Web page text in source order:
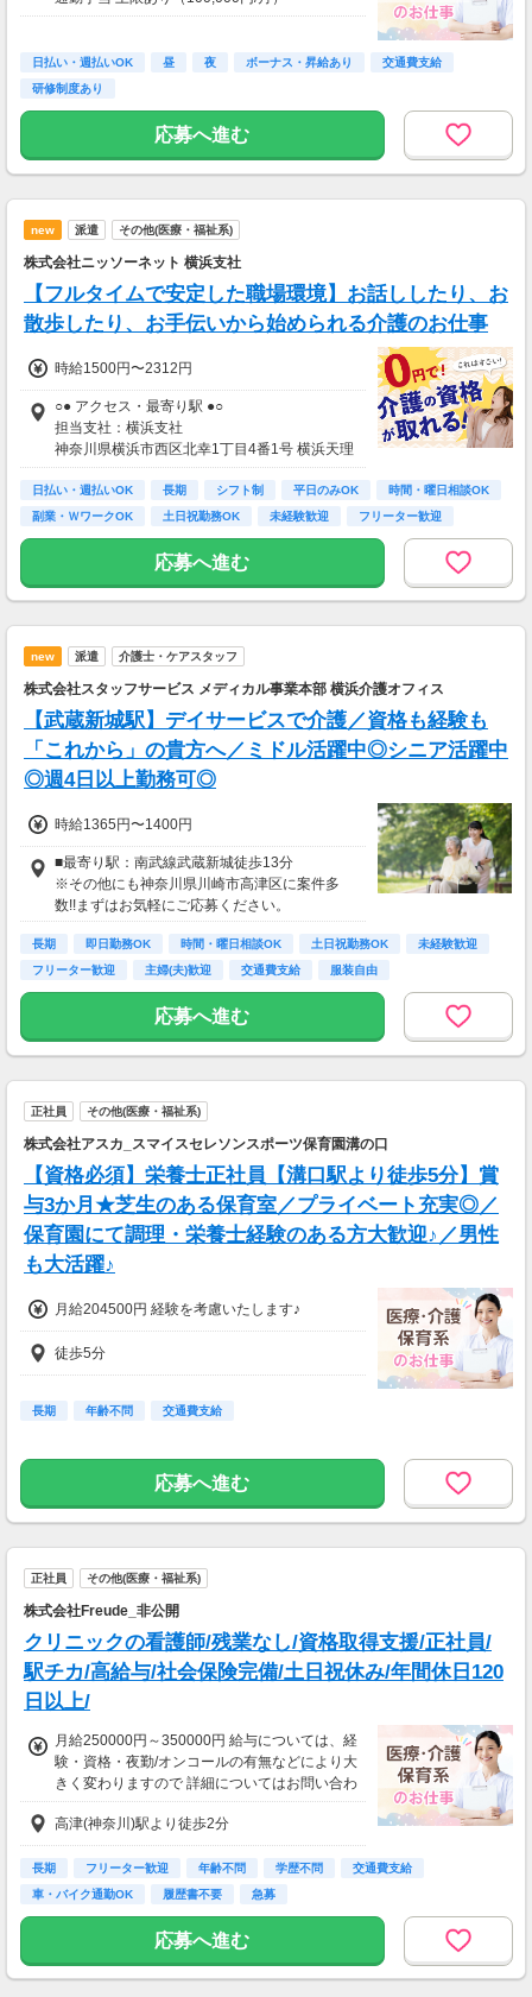
賞与2回／年（前年実績1.36ヶ月）・昇給1回／
試用期間3ヵ月、条件の変更なし
日払い・週払いOK 昼 夜 ボーナス・昇給あり
交通費支給
研修制度あり
応募へ進む
new 派遣 その他(医療・福祉系)
株式会社ニッソーネット 横浜支社
【フルタイムで安定した職場環境】お話ししたり、お
散歩したり、お手伝いから始められる介護のお仕事
時給1500円〜2312円
○● アクセス・最寄り駅 ●○
担当支社：横浜支社
神奈川県横浜市西区北幸1丁目4番1号 横浜天理
ビル10階
横浜駅（横浜市営地下鉄ブルーライン）-3分
横浜駅（相鉄本線）-3分
エリア内で案件多数！あなたに合った案件をご
■エリア内の駅一覧
武蔵溝ノ口駅,津田山駅,久地駅,二子新地駅,高津
日払い・週払いOK 長期 シフト制 平日のみOK
時間・曜日相談OK
副業・ＷワークOK
土日祝勤務OK 未経験歓迎 フリーター歓迎
応募へ進む
new 派遣 介護士・ケアスタッフ
株式会社スタッフサービス メディカル事業本部 横浜介護オフィス
【武蔵新城駅】デイサービスで介護／資格も経験も
「これから」の貴方へ／ミドル活躍中◎シニア活躍中
◎週4日以上勤務可◎
時給1365円〜1400円
■最寄り駅：南武線武蔵新城徒歩13分
※その他にも神奈川県川崎市高津区に案件多
数!!まずはお気軽にご応募ください。
長期 即日勤務OK 時間・曜日相談OK 土日祝勤務OK
未経験歓迎
フリーター歓迎
主婦(夫)歓迎 交通費支給 服装自由
応募へ進む
正社員 その他(医療・福祉系)
株式会社アスカ_スマイスセレソンスポーツ保育園溝の口
【資格必須】栄養士正社員【溝口駅より徒歩5分】賞
与3か月★芝生のある保育室／プライベート充実◎／
保育園にて調理・栄養士経験のある方大歓迎♪／男性
も大活躍♪
月給204500円 経験を考慮いたします♪
徒歩5分
長期 年齢不問 交通費支給
応募へ進む
正社員 その他(医療・福祉系)
株式会社Freude_非公開
クリニックの看護師/残業なし/資格取得支援/正社員/
駅チカ/高給与/社会保険完備/土日祝休み/年間休日120
日以上/
月給250000円～350000円 給与については、経
験・資格・夜勤/オンコールの有無などにより大
きく変わりますので 詳細についてはお問い合わ
せください
高津(神奈川)駅より徒歩2分
長期 フリーター歓迎 年齢不問 学歴不問
交通費支給
車・バイク通勤OK
履歴書不要 急募
応募へ進む